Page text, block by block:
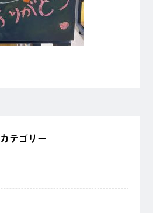
カテゴリー